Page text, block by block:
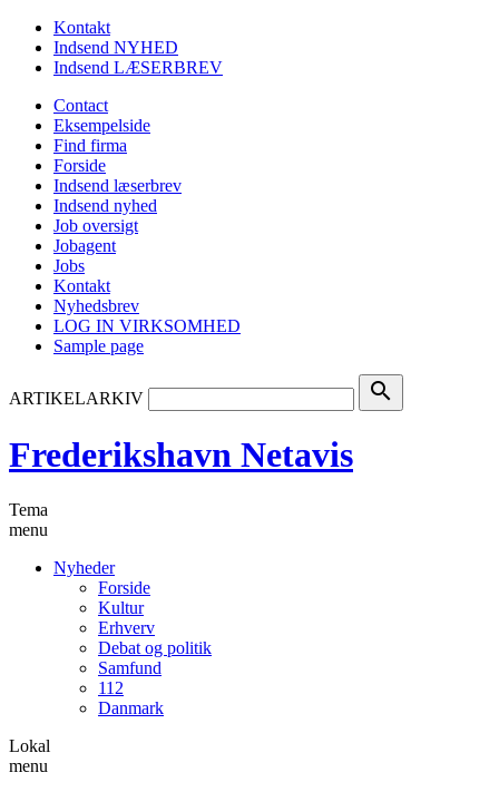
Kontakt
Indsend NYHED
Indsend LÆSERBREV
Contact
Eksempelside
Find firma
Forside
Indsend læserbrev
Indsend nyhed
Job oversigt
Jobagent
Jobs
Kontakt
Nyhedsbrev
LOG IN VIRKSOMHED
Sample page
ARTIKELARKIV search
Frederikshavn Netavis
Tema
menu
Nyheder
Forside
Kultur
Erhverv
Debat og politik
Samfund
112
Danmark
Lokal
menu